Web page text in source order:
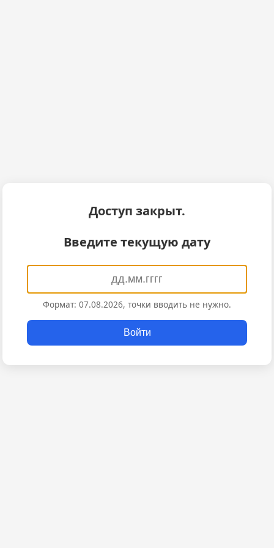
Доступ закрыт.
Введите текущую дату
Формат: 07.08.2026, точки вводить не нужно.
Войти